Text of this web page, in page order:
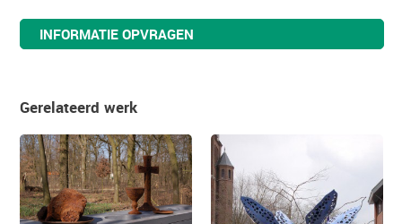
INFORMATIE OPVRAGEN
Gerelateerd werk